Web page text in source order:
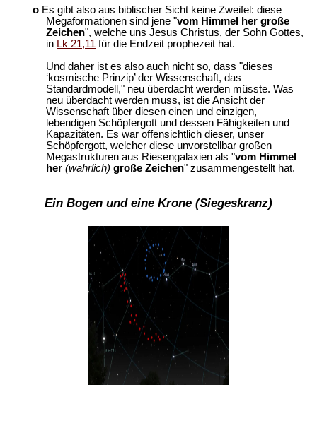
o Es gibt also aus biblischer Sicht keine Zweifel: diese
Megaformationen sind jene "vom Himmel her große
Zeichen", welche uns Jesus Christus, der Sohn Gottes,
in Lk 21,11 für die Endzeit prophezeit hat.
Und daher ist es also auch nicht so, dass "dieses
‘kosmische Prinzip’ der Wissenschaft, das
Standardmodell," neu überdacht werden müsste. Was
neu überdacht werden muss, ist die Ansicht der
Wissenschaft über diesen einen und einzigen,
lebendigen Schöpfergott und dessen Fähigkeiten und
Kapazitäten. Es war offensichtlich dieser, unser
Schöpfergott, welcher diese unvorstellbar großen
Megastrukturen aus Riesengalaxien als "vom Himmel
her(wahrlich) große Zeichen" zusammengestellt hat.
Ein Bogen und eine Krone (Siegeskranz)